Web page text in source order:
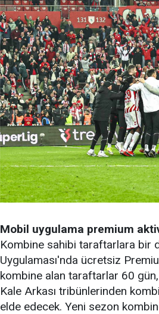
Mobil uygulama premium
Kombine sahibi taraftarlara bir
Uygulaması'nda ücretsiz
kombine alan taraftarlar 60
Kale Arkası tribünlerinden
elde edecek. Yeni sezon